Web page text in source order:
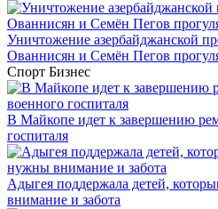
Уничтожение азербайджанской
Ованнисян и Семён Пегов
Спорт Бизнес
В Майкопе идет к завершению
госпиталя
Адыгея поддержала детей,
внимание и забота